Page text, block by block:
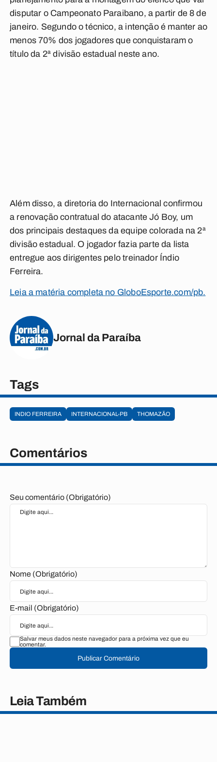
disputar o Campeonato Paraibano, a partir de 8 de
janeiro. Segundo o técnico, a intenção é manter ao
menos 70% dos jogadores que conquistaram o
título da 2ª divisão estadual neste ano.
Além disso, a diretoria do Internacional confirmou
a renovação contratual do atacante Jó Boy, um
dos principais destaques da equipe colorada na 2ª
divisão estadual. O jogador fazia parte da lista
entregue aos dirigentes pelo treinador Índio
Ferreira.
Leia a matéria completa no GloboEsporte.com/pb.
Jornal da Paraíba
Tags
INDIO FERREIRA INTERNACIONAL-PB THOMAZÃO
Comentários
Seu comentário (Obrigatório)
Nome (Obrigatório)
E-mail (Obrigatório)
Salvar meus dados neste navegador para a próxima vez que eu
comentar.
Publicar Comentário
Leia Também